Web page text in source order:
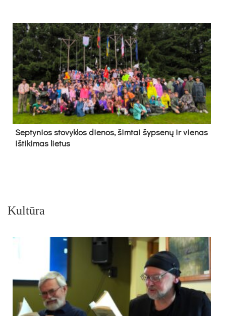
Sep­ty­nios sto­vyk­los die­nos, šim­tai šyp­se­nų ir vie­nas
iš­ti­ki­mas lie­tus
Kultūra